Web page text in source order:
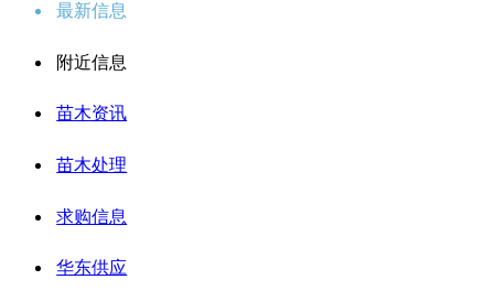
最新信息
附近信息
苗木资讯
苗木处理
求购信息
华东供应